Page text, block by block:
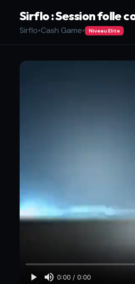
Sirflo : Session folle
Sirflo•Cash Game• Niveau Elite